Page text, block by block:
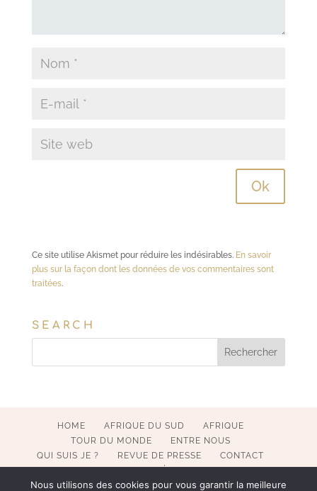
Ce site utilise Akismet pour réduire les indésirables. En savoir
plus sur la façon dont les données de vos commentaires sont
traitées.
SEARCH
HOME AFRIQUE DU SUD
AFRIQUE
TOUR DU MONDE
ENTRE NOUS
QUI SUIS JE ?
REVUE DE PRESSE
CONTACT
Nous utilisons des cookies pour vous garantir la meilleure